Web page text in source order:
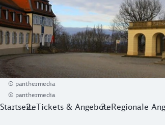
© panthermedia
© panthermedia
StartseiteTickets & AngeboteRegionale